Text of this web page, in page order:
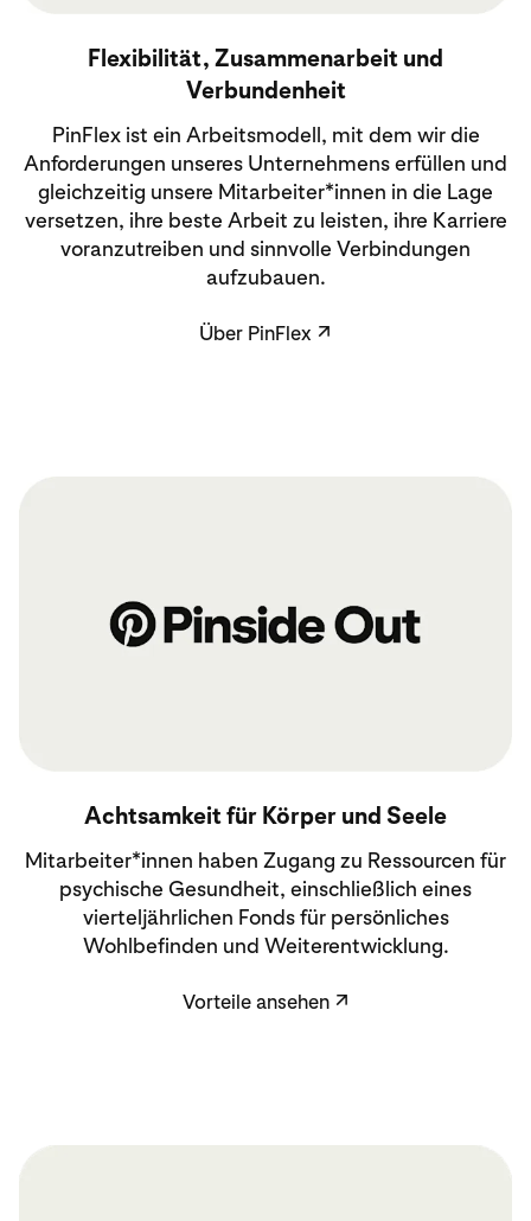
Flexibilität, Zusammenarbeit und
Verbundenheit
PinFlex ist ein Arbeitsmodell, mit dem wir die
Anforderungen unseres Unternehmens erfüllen und
gleichzeitig unsere Mitarbeiter*innen in die Lage
versetzen, ihre beste Arbeit zu leisten, ihre Karriere
voranzutreiben und sinnvolle Verbindungen
aufzubauen.
Über PinFlex ↗
Achtsamkeit für Körper und Seele
Mitarbeiter*innen haben Zugang zu Ressourcen für
psychische Gesundheit, einschließlich eines
vierteljährlichen Fonds für persönliches
Wohlbefinden und Weiterentwicklung.
Vorteile ansehen ↗